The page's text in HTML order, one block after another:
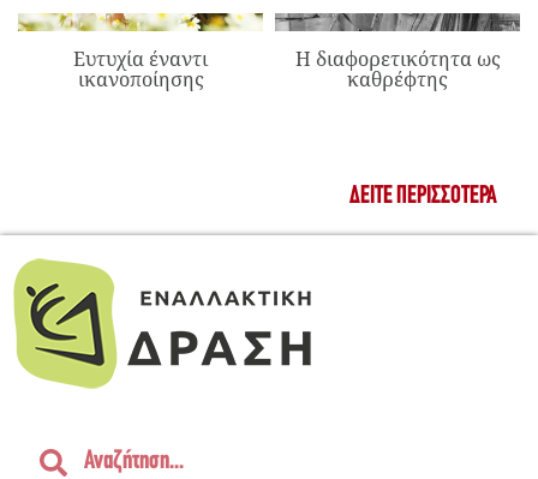
Ευτυχία έναντι
ικανοποίησης
Η διαφορετικότητα ως
καθρέφτης
ΔΕΊΤΕ ΠΕΡΙΣΣΌΤΕΡΑ